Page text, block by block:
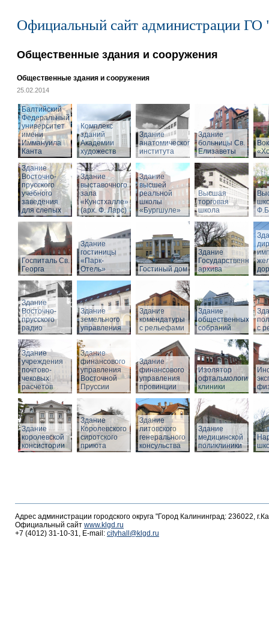
Официальный сайт администрации ГО
Общественные здания и сооружения
Общественные здания и сооружения
25.02.2014
Балтийский
Федеральный
университет
имени
Иммануила
Канта
Комплекс
зданий
Академии
художеств
Здание
анатомического
института
Здание
больницы Св.
Елизаветы
Здание
Восточно-
прусского
учебного
заведения
для слепых
Здание
выставочного
зала
«Кунстхалле»
(арх. Ф. Ларс)
Здание
высшей
реальной
школы
«Бургшуле»
Высшая
торговая
школа
Госпиталь Св.
Георга
Здание
гостиницы
«Парк-
Отель»
Гостиный дом
Здание
Государственного
архива
Здание
Восточно-
прусского
радио
Здание
земельного
управления
Здание
комендатуры
с рельефами
Здание
общественных
собраний
с
Здание
учреждения
почтово-
чековых
расчетов
Здание
финансового
управления
Восточной
Пруссии
Здание
финансового
управления
провинции
Изолятор
клиники
Здание
королевской
консистории
Здание
Королевского
сиротского
приюта
Здание
литовского
генерального
консульства
Здание
медицинской
поликлиники
Адрес администрации городского округа "Город Калининград: 236022,
Официальный сайт www.klgd.ru
+7 (4012) 31-10-31, E-mail: cityhall@klgd.ru